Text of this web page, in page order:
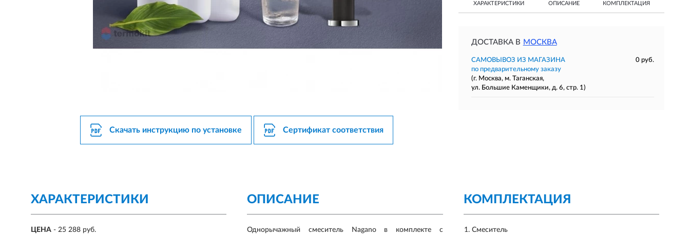
Скачать инструкцию по установке Сертификат соответствия
ХАРАКТЕРИСТИКИ ОПИСАНИЕ КОМПЛЕКТАЦИЯ
ДОСТАВКА В МОСКВА
САМОВЫВОЗ ИЗ МАГАЗИНА
0 руб.
по предварительному заказу
(г. Москва, м. Таганская,
ул. Большие Каменщики, д. 6, стр. 1)
ХАРАКТЕРИСТИКИ
ЦЕНА - 25 288 руб.
КОМПЛЕКТАЦИЯ
Смеситель
ОПИСАНИЕ
Однорычажный смеситель Nagano в комплекте с